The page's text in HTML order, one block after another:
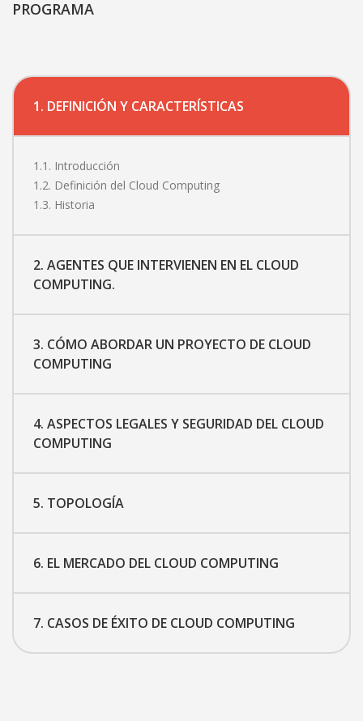
PROGRAMA
1. DEFINICIÓN Y CARACTERÍSTICAS
1.1. Introducción
1.2. Definición del Cloud Computing
1.3. Historia
2. AGENTES QUE INTERVIENEN EN EL CLOUD
COMPUTING.
3. CÓMO ABORDAR UN PROYECTO DE CLOUD
COMPUTING
4. ASPECTOS LEGALES Y SEGURIDAD DEL CLOUD
COMPUTING
5. TOPOLOGÍA
6. EL MERCADO DEL CLOUD COMPUTING
7. CASOS DE ÉXITO DE CLOUD COMPUTING